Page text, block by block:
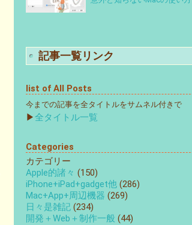
記事一覧リンク
list of All Posts
今までの記事を全タイトルをサムネル付きで
▶全タイトル一覧
Categories
カテゴリー
Apple的諸々 (150)
iPhone+iPad+gadget他 (286)
Mac+App+周辺機器 (269)
日々是雑記 (234)
開発＋Web＋制作一般 (44)